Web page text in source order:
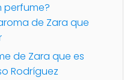
perfume?
de Zara que
de Zara que es
Rodríguez